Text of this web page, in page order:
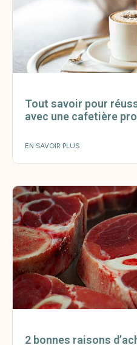
Tout savoir pour
avec une cafetière
EN SAVOIR PLUS
2 bonnes raisons